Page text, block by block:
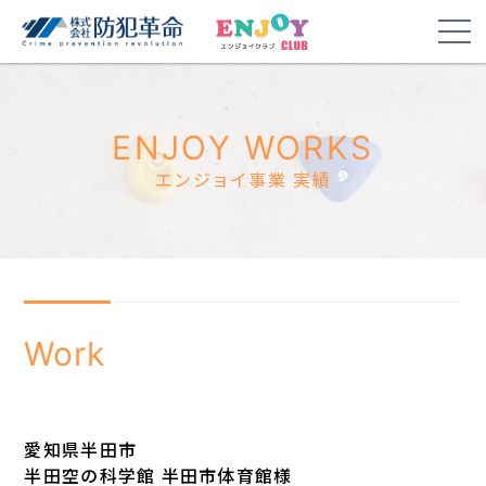
ENJOY WORKS
エンジョイ事業 実績
Work
愛知県半田市
半田空の科学館 半田市体育館様